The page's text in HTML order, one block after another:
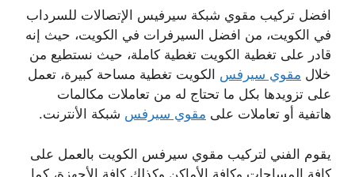
افضل تركيب مقوي شبكة سيرفيس الإتصالات للسرداب
في الكويت، من افضل السيرفرات في الكويت، حيث إنه
قادر على تغطية الكويت تغطية كاملة، حيث نستطيع من
خلال مقوي سيرفس الكويت تغطية مساحة كبيرة، تعمل
على تزويدها بكل ما تحتاج له من تعاملات مكالمات
هاتفية أو تعاملات على مقوي سيرفس شبكة الأنترنت.
يقوم الفني لتركيب مقوي سيرفس الكويت بالعمل على
كافة المساحات وكافة الأماكن وكذلك كافة الأجهزة، كما